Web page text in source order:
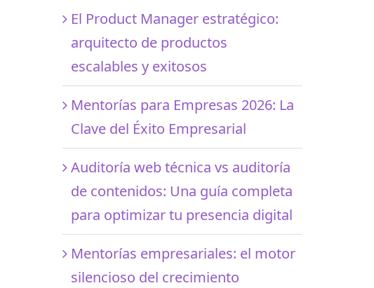
El Product Manager estratégico:
arquitecto de productos
escalables y exitosos
Mentorías para Empresas 2026: La
Clave del Éxito Empresarial
Auditoría web técnica vs auditoría
de contenidos: Una guía completa
para optimizar tu presencia digital
Mentorías empresariales: el motor
silencioso del crecimiento